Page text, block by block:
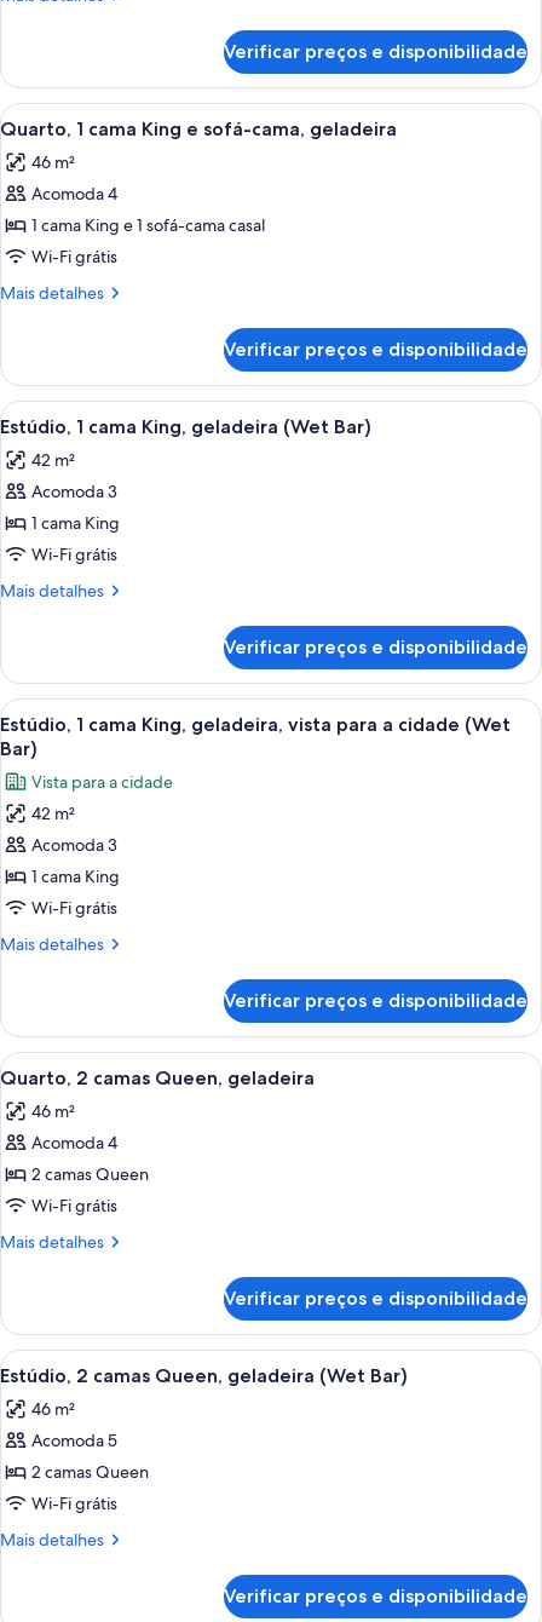
geladeira
1
cama
King,
Verificar preços e disponibilidade
Carrega
todas
as
fotos
de
Quarto,
1
e
sofá-
cama,
geladeira
Quarto de hotel com uma cama
6
Quarto, 1 cama King e sofá-cama, geladeira
46 m²
Acomoda 4
1 cama King e 1 sofá-cama casal
Wi-Fi grátis
Mais detalhes
Mais
1
cama
King
sofá-
cama,
Verificar preços e disponibilidade
Carrega
todas
as
fotos
de
Estúdio,
1
geladeira
(Wet
Bar)
Quarto de hotel moderno com sofá,
6
Estúdio, 1 cama King, geladeira (Wet Bar)
42 m²
Acomoda 3
1 cama King
Wi-Fi grátis
Mais detalhes
Mais
1
cama
King,
geladeira
(Wet
Bar)
Verificar preços e disponibilidade
Carrega
todas
as
fotos
de
Estúdio,
1
cama
King,
para
cidade
(Wet
Bar)
Quarto de hotel moderno com uma
6
Estúdio, 1 cama King, geladeira, vista para a cidade (Wet
Bar)
Vista para a cidade
42 m²
Acomoda 3
1 cama King
Wi-Fi grátis
Mais detalhes
Mais
1
cama
King,
vista
para
cidade
(Wet
Verificar preços e disponibilidade
Carrega
todas
as
fotos
de
Quarto,
2
geladeira
Quarto de hotel moderno com
6
Quarto, 2 camas Queen, geladeira
46 m²
Acomoda 4
2 camas Queen
Wi-Fi grátis
Mais detalhes
Mais
2
camas
Queen,
Verificar preços e disponibilidade
Carrega
todas
as
fotos
de
Estúdio,
2
geladeira
Quarto de hotel com duas camas,
7
Estúdio, 2 camas Queen, geladeira (Wet Bar)
46 m²
Acomoda 5
2 camas Queen
Wi-Fi grátis
Mais detalhes
Mais
Verificar preços e disponibilidade